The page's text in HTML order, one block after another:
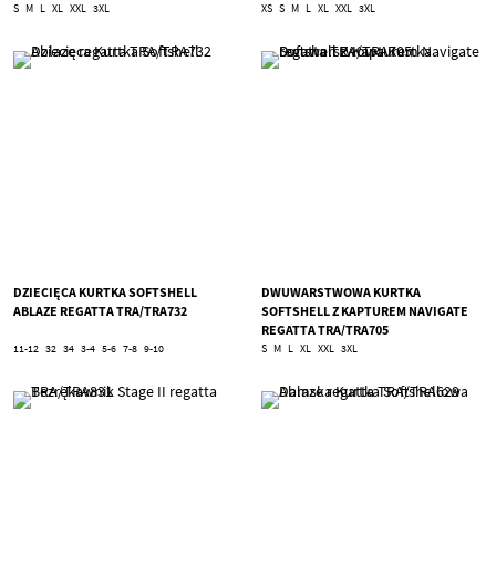
S M L XL XXL 3XL XS S M L XL XXL 3XL
DZIECIĘCA KURTKA SOFTSHELL
ABLAZE REGATTA TRA/TRA732
11-12 32 34 3-4 5-6 7-8 9-10
DWUWARSTWOWA KURTKA
SOFTSHELL Z KAPTUREM NAVIGATE
REGATTA TRA/TRA705
S M L XL XXL 3XL